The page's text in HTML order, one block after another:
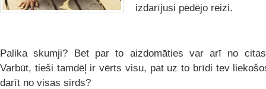
izdarījusi pēdējo reizi.
Palika skumji? Bet par to aizdomāties var arī no citas
Varbūt, tieši tamdēļ ir vērts visu, pat uz to brīdi tev
darīt no visas sirds?